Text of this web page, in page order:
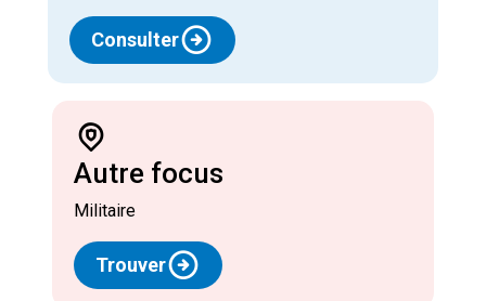
Consulter
Autre focus
Militaire
Trouver